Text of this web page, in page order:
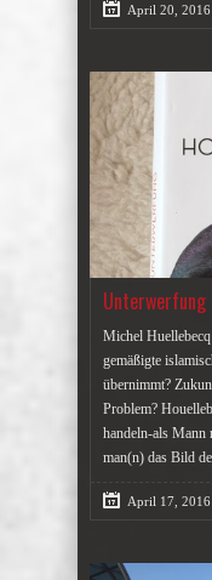
April 20, 2016
Unterwerfung
Michel
gemäßigte
übernimmt?
Problem?
handeln-als Mann
man(n) das Bild
April 17, 2016